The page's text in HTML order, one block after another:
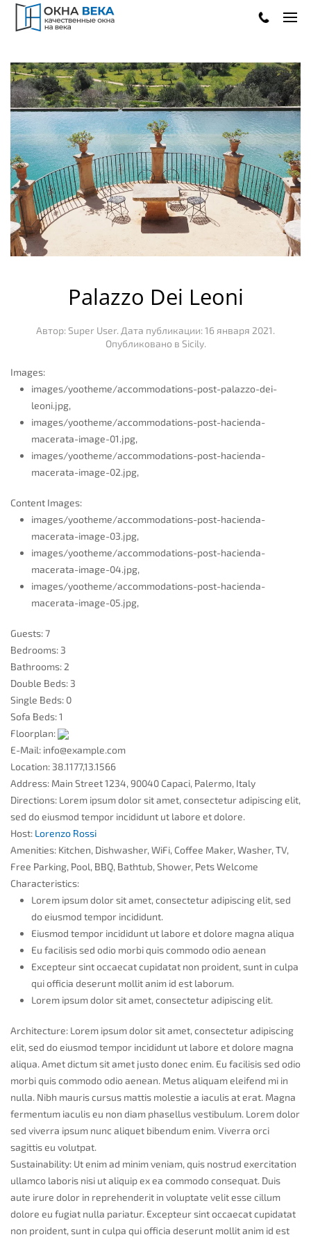
.
Palazzo Dei Leoni
Автор: Super User. Дата публикации: 16 января 2021.
Опубликовано в Sicily.
Images:
images/yootheme/accommodations-post-palazzo-dei-
leoni.jpg,
images/yootheme/accommodations-post-hacienda-
macerata-image-01.jpg,
images/yootheme/accommodations-post-hacienda-
macerata-image-02.jpg,
Content Images:
images/yootheme/accommodations-post-hacienda-
macerata-image-03.jpg,
images/yootheme/accommodations-post-hacienda-
macerata-image-04.jpg,
images/yootheme/accommodations-post-hacienda-
macerata-image-05.jpg,
Guests:7
Bedrooms: 3
Bathrooms: 2
Double Beds: 3
Single Beds: 0
Sofa Beds:1
Floorplan:
E-Mail: info@example.com
Location: 38.1177,13.1566
Address: Main Street 1234, 90040 Capaci, Palermo, Italy
Directions: Lorem ipsum dolor sit amet, consectetur adipiscing elit,
sed do eiusmod tempor incididunt ut labore et dolore.
Host: Lorenzo Rossi
Amenities: Kitchen, Dishwasher, WiFi, Coffee Maker, Washer, TV,
Free Parking, Pool, BBQ, Bathtub, Shower, Pets Welcome
Characteristics:
Lorem ipsum dolor sit amet, consectetur adipiscing elit, sed
do eiusmod tempor incididunt.
Eiusmod tempor incididunt ut labore et dolore magna aliqua
Eu facilisis sed odio morbi quis commodo odio aenean
Excepteur sint occaecat cupidatat non proident, sunt in culpa
qui officia deserunt mollit anim id est laborum.
Lorem ipsum dolor sit amet, consectetur adipiscing elit.
Architecture: Lorem ipsum dolor sit amet, consectetur adipiscing
elit, sed do eiusmod tempor incididunt ut labore et dolore magna
aliqua. Amet dictum sit amet justo donec enim. Eu facilisis sed odio
morbi quis commodo odio aenean. Metus aliquam eleifend mi in
nulla. Nibh mauris cursus mattis molestie a iaculis at erat. Magna
fermentum iaculis eu non diam phasellus vestibulum. Lorem dolor
sed viverra ipsum nunc aliquet bibendum enim. Viverra orci
sagittis eu volutpat.
Sustainability: Ut enim ad minim veniam, quis nostrud exercitation
ullamco laboris nisi ut aliquip ex ea commodo consequat. Duis
aute irure dolor in reprehenderit in voluptate velit esse cillum
dolore eu fugiat nulla pariatur. Excepteur sint occaecat cupidatat
non proident, sunt in culpa qui officia deserunt mollit anim id est